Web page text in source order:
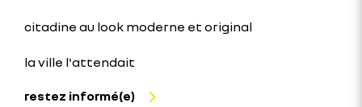
citadine au look moderne et original
la ville l'attendait
restez informé(e)